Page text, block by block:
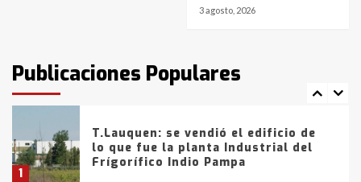
3 agosto, 2026
Publicaciones Populares
fueron detenidos por
comercialización de drogas en la
tarde del sábado
1
T.Lauquen: se vendió el edificio de
lo que fue la planta Industrial del
Frígorífico Indio Pampa